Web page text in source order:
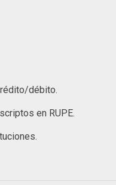
débito.
en RUPE.